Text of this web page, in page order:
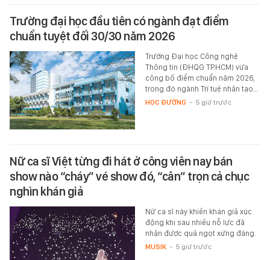
Trường đại học đầu tiên có ngành đạt điểm
chuẩn tuyệt đối 30/30 năm 2026
Trường Đại học Công nghệ
Thông tin (ĐHQG TP.HCM) vừa
công bố điểm chuẩn năm 2026,
trong đó ngành Trí tuệ nhân tạo…
HỌC ĐƯỜNG - 5 giờ trước
Nữ ca sĩ Việt từng đi hát ở công viên nay bán
show nào “cháy” vé show đó, “cân” trọn cả chục
nghìn khán giả
Nữ ca sĩ này khiến khán giả xúc
động khi sau nhiều nỗ lực đã
nhận được quả ngọt xứng đáng.
MUSIK - 5 giờ trước